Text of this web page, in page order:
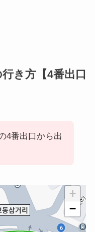
き方【4番出口
4番出口から出
+
−